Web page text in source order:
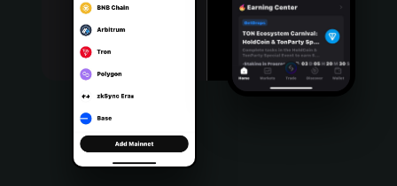
Bahasa Indonesia
Português (Brasil)
Español (Argentina)